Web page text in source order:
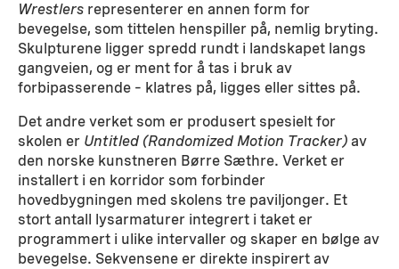
Wrestlers representerer en annen form for
bevegelse, som tittelen henspiller på, nemlig bryting.
Skulpturene ligger spredd rundt i landskapet langs
gangveien, og er ment for å tas i bruk av
forbipasserende – klatres på, ligges eller sittes på.
Det andre verket som er produsert spesielt for
skolen er Untitled (Randomized Motion Tracker) av
den norske kunstneren Børre Sæthre. Verket er
installert i en korridor som forbinder
hovedbygningen med skolens tre paviljonger. Et
stort antall lysarmaturer integrert i taket er
programmert i ulike intervaller og skaper en bølge av
bevegelse. Sekvensene er direkte inspirert av